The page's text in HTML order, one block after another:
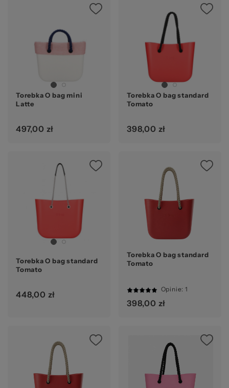
Torebka O bag mini
Latte
497,00 zł
Torebka O bag standard
Tomato
398,00 zł
Torebka O bag standard
Tomato
448,00 zł
Torebka O bag standard
Tomato
Ocena:
100%
Opinie: 1
398,00 zł